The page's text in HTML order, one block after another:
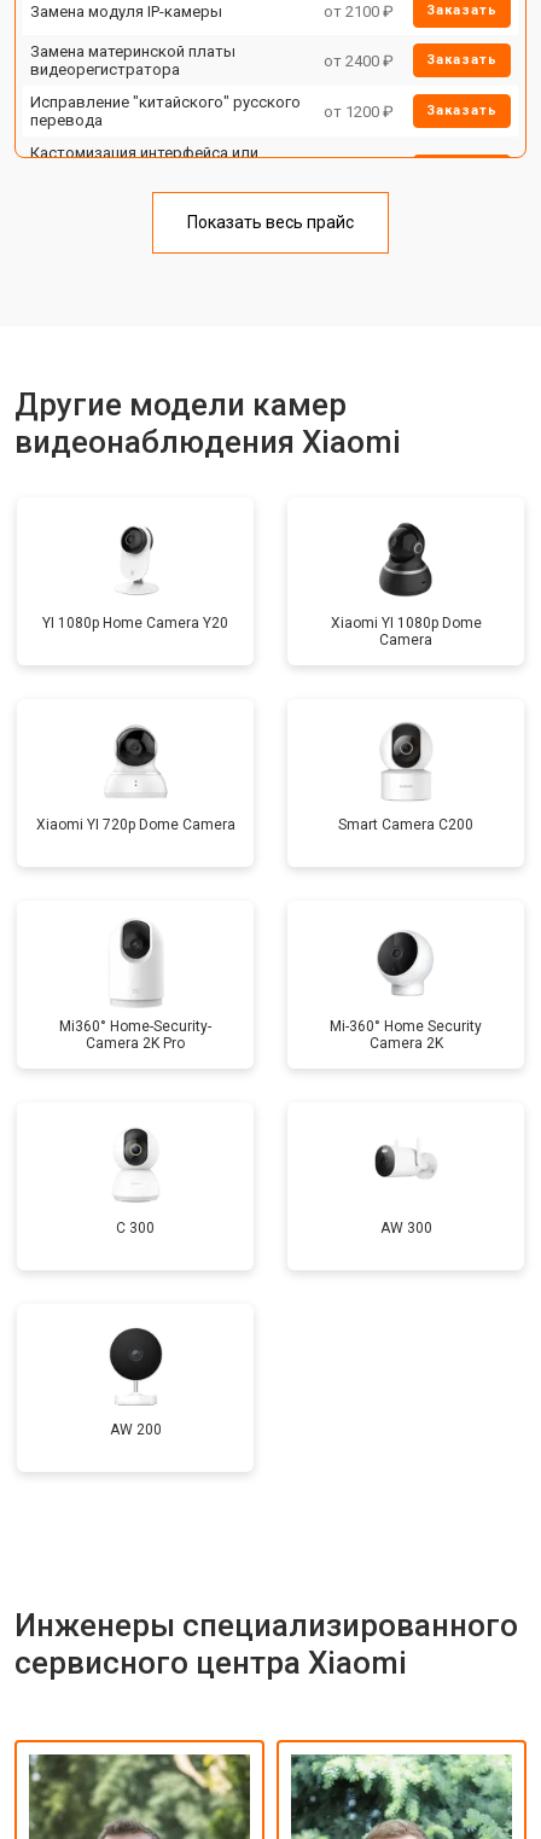
Замена модуля IP-камеры от 2100 ₽ Заказать
Замена материнской платы
видеорегистратора
от 2400 ₽ Заказать
Исправление "китайского" русского
перевода
от 1200 ₽ Заказать
Кастомизация интерфейса или
видеорегистратора
Сброс пароля регистратора/IP
от 1100 ₽
Показать весь прайс
Другие модели камер
видеонаблюдения Xiaomi
YI 1080p Home Camera Y20
Xiaomi YI 1080p Dome
Camera
Xiaomi YI 720p Dome Camera Smart Camera C200
Mi360° Home-Security-
Camera 2K Pro
Mi-360° Home Security
Camera 2K
C 300 AW 300
AW 200
Инженеры специализированного
сервисного центра Xiaomi